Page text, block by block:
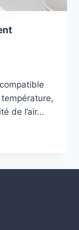
de l’air…